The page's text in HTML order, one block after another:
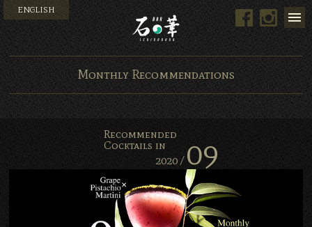
Bar 石の華 -BAR
ENGLISH Facebook
Monthly Recommendations
Recommended
Cocktails in
2020 / 09